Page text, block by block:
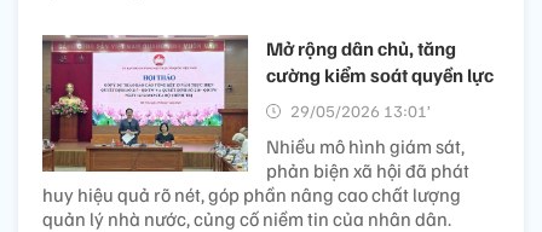
Mở rộng dân chủ, tăng
cường kiểm soát quyền lực
29/05/2026 13:01’
Nhiều mô hình giám sát,
phản biện xã hội đã phát
huy hiệu quả rõ nét, góp phần nâng cao chất lượng
quản lý nhà nước, củng cố niềm tin của nhân dân.